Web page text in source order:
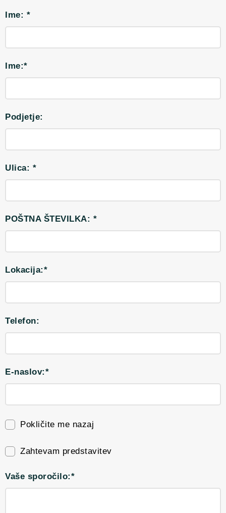
Ime: *
Ime:*
Podjetje:
Ulica: *
POŠTNA ŠTEVILKA: *
Lokacija:*
Telefon:
E-naslov:*
Pokličite me nazaj
Zahtevam predstavitev
Vaše sporočilo:*